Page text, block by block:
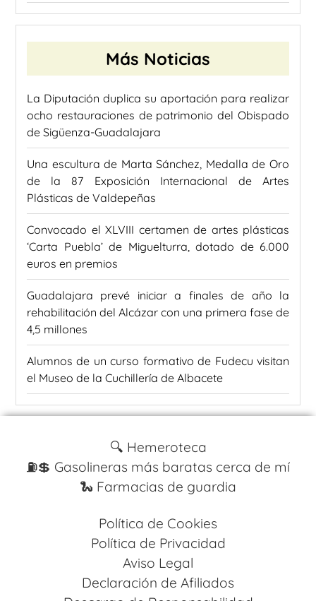
Más Noticias
La Diputación duplica su aportación para realizar
ocho restauraciones de patrimonio del Obispado
de Sigüenza-Guadalajara
Una escultura de Marta Sánchez, Medalla de Oro
de la 87 Exposición Internacional de Artes
Plásticas de Valdepeñas
Convocado el XLVIII certamen de artes plásticas
‘Carta Puebla’ de Miguelturra, dotado de 6.000
euros en premios
Guadalajara prevé iniciar a finales de año la
rehabilitación del Alcázar con una primera fase de
4,5 millones
Alumnos de un curso formativo de Fudecu visitan
el Museo de la Cuchillería de Albacete
🔍 Hemeroteca
⛽️💲 Gasolineras más baratas cerca de mí
🐍 Farmacias de guardia
Política de Cookies
Política de Privacidad
Aviso Legal
Declaración de Afiliados